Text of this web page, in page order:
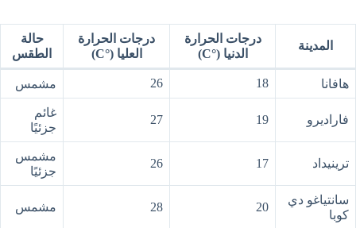
المدينة
درجات الحرارة
الدنيا (°C)
درجات الحرارة
العليا (°C)
حالة
الطقس
هافانا 18
26 مشمس
فاراديرو 19
27
غائم
جزئيًا
ترينيداد 17
26
مشمس
جزئيًا
سانتياغو دي
كوبا
20
28 مشمس